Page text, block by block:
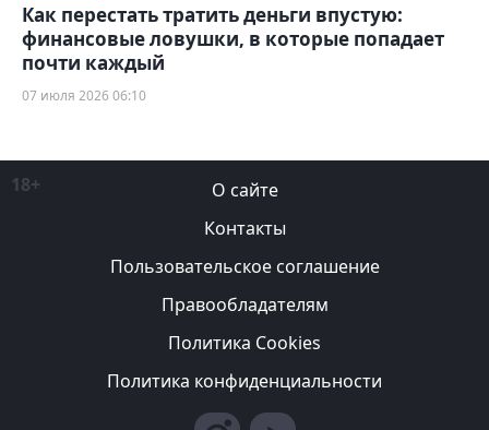
Как перестать тратить деньги впустую:
финансовые ловушки, в которые попадает
почти каждый
07 июля 2026 06:10
18+
О сайте
Контакты
Пользовательское соглашение
Правообладателям
Политика Cookies
Политика конфиденциальности